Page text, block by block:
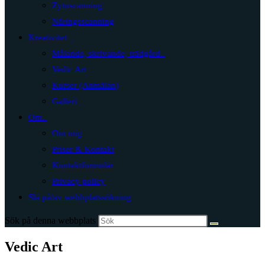
Zytoscanning
Näringsscanning
Kreativitet
Målande, skrivande, trädgård..
Vedic Art
Kurser (Anmälan)
Galleri
Om..
Om mig
Priser & Kontakt
Kontaktformulär
Privacy policy
Slå på/av webbplatssökning
Sök på denna webbplats
Vedic Art